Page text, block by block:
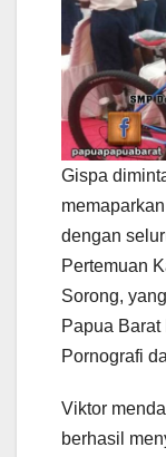
Gispa
dengan
Pertemuan
Sorong,
Papua
Pornografi
Viktor
berhasil